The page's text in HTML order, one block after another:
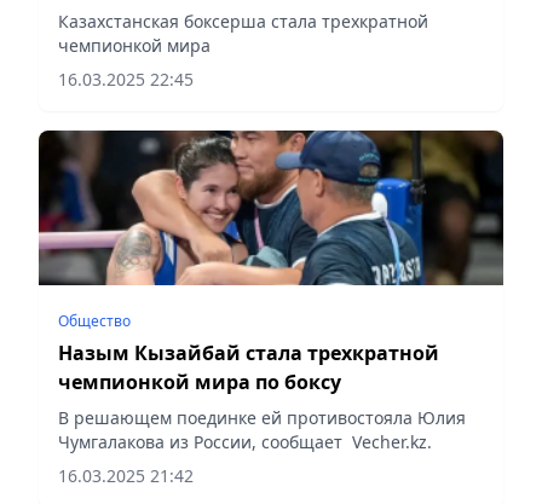
Казахстанская боксерша стала трехкратной
чемпионкой мира
16.03.2025 22:45
Общество
Назым Кызайбай стала трехкратной
чемпионкой мира по боксу
В решающем поединке ей противостояла Юлия
Чумгалакова из России, сообщает Vecher.kz.
16.03.2025 21:42